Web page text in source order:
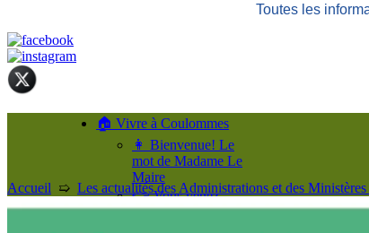
Toutes les
🏠 Vivre à Coulommes
👩 Bienvenue! Le
mot de Madame Le
Maire
👉 Vous venez
Accueil ➯ Les actualités des Administrations et des Ministères